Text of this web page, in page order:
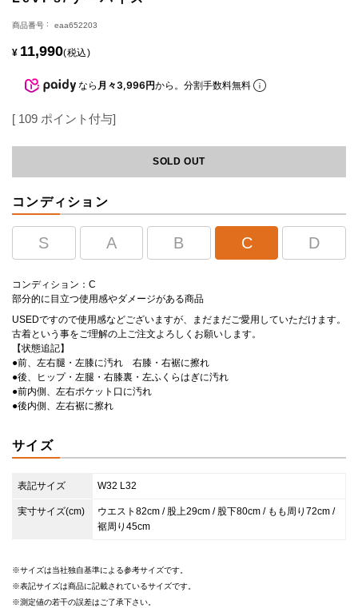
商品番号 eaa652203
¥ 11,990 税込
なら 月々3,996円から。分割手数料無料
[ 109 ポイント付与]
SOLD OUT
コンディション
S A B C D
コンディション：C
部分的に目立つ使用感やダメージがある商品
USEDですので使用感などございますが、まだまだご愛用していただけます。
古着という事をご理解の上ご注文よろしくお願いします。
【状態追記】
●前、左右腿・左膝に汚れ 右膝・右裾に擦れ
●後、ヒップ・左腿・右膝裏・左ふくらはぎに汚れ
●前内側、左右ポケット口に汚れ
●後内側、左右裾に擦れ
サイズ
表記サイズ W32 L32
実寸サイズ(cm)
ウエスト82cm / 股上29cm / 股下80cm / もも周り72cm /
裾周り45cm
サイズは当社独自基準による参考サイズです。
表記サイズは商品に記載されているサイズです。
測定値の若干の誤差はご了承下さい。